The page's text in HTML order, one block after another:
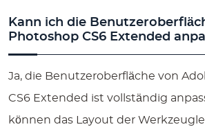
Kann ich die
Photoshop CS6 Extended
Ja, die Benutzeroberfläche von
CS6 Extended ist vollständig
können das Layout der